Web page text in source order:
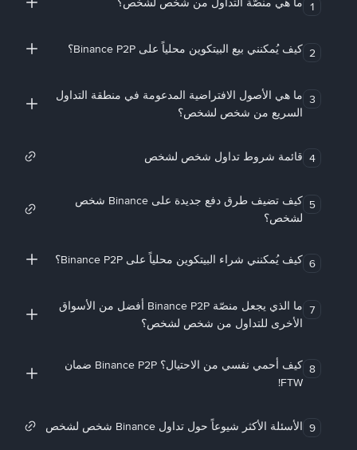
1
2 كيف يُمكنني بيع البيتكوين محلياً على Binance P2P؟
3 ما هي الأصول الافتراضية المدعومة في منطقة التداول
السريع من شخص لشخص؟
4 قائمة شروط تداول شخص لشخص
5
كيف تضيف طرق دفع جديدة على Binance شخص
لشخص؟
6 كيف يُمكنني شراء البيتكوين محلياً على Binance P2P؟
7
ما الذي يجعل منصّة Binance P2P أفضل من الأسواق
الأخرى للتداول من شخص لشخص؟
8
كيف أحمي نفسي من الاحتيال؟ Binance P2P ضمان
FTW!
9 الأسئلة الأكثر شيوعاً حول تداول Binance شخص لشخص